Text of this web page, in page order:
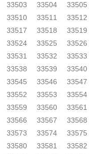
33503 33504
33505
33510 33511
33512
33517 33518
33519
33524 33525
33526
33531 33532
33533
33538 33539
33540
33545 33546
33547
33552 33553
33554
33559 33560
33561
33566 33567
33568
33573 33574
33575
33580 33581
33582